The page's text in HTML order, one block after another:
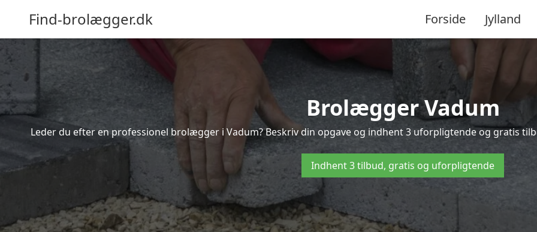
Find-brolægger.dk Forside Jylland
Brolægger Vadum
Leder du efter en professionel brolægger i Vadum? Beskriv din opgave og indhent 3 uforpligtende og gratis
Indhent 3 tilbud, gratis og uforpligtende